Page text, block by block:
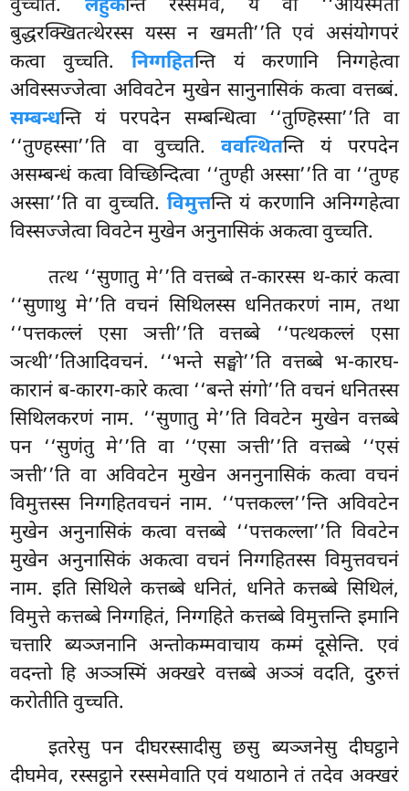
वुच्चति. लहुकन्ति रस्समेव, यं वा ‘‘आयस्मतो
बुद्धरक्खितत्थेरस्स यस्स न खमती’’ति एवं असंयोगपरं
कत्वा वुच्चति.निग्गहितन्ति यं करणानि निग्गहेत्वा
अविस्सज्जेत्वा अविवटेन मुखेन सानुनासिकं कत्वा वत्तब्बं.
सम्बन्धन्ति यं परपदेन सम्बन्धित्वा ‘‘तुण्हिस्सा’’ति वा
‘‘तुण्हस्सा’’ति वा वुच्चति.ववत्थितन्ति यं परपदेन
असम्बन्धं कत्वा विच्छिन्दित्वा ‘‘तुण्ही अस्सा’’ति वा ‘‘तुण्ह
अस्सा’’ति वा वुच्चति. विमुत्तन्ति यं करणानि अनिग्गहेत्वा
विस्सज्जेत्वा विवटेन मुखेन अनुनासिकं अकत्वा वुच्चति.
तत्थ ‘‘सुणातु मे’’ति वत्तब्बे त-कारस्स थ-कारं कत्वा
‘‘सुणाथु मे’’ति वचनं सिथिलस्स धनितकरणं नाम, तथा
‘‘पत्तकल्लं एसा ञत्ती’’ति वत्तब्बे ‘‘पत्थकल्लं एसा
ञत्थी’’तिआदिवचनं. ‘‘भन्ते सङ्घो’’ति वत्तब्बे भ-कारघ-
कारानं ब-कारग-कारे कत्वा ‘‘बन्ते संगो’’ति वचनं धनितस्स
सिथिलकरणं नाम. ‘‘सुणातु मे’’ति विवटेन मुखेन वत्तब्बे
पन ‘‘सुणंतु मे’’ति वा ‘‘एसा ञत्ती’’ति वत्तब्बे ‘‘एसं
ञत्ती’’ति वा अविवटेन मुखेन अननुनासिकं कत्वा वचनं
विमुत्तस्स निग्गहितवचनं नाम. ‘‘पत्तकल्ल’’न्ति अविवटेन
मुखेन अनुनासिकं कत्वा वत्तब्बे ‘‘पत्तकल्ला’’ति विवटेन
मुखेन अनुनासिकं अकत्वा वचनं निग्गहितस्स विमुत्तवचनं
नाम. इति सिथिले कत्तब्बे धनितं, धनिते कत्तब्बे सिथिलं,
विमुत्ते कत्तब्बे निग्गहितं, निग्गहिते कत्तब्बे विमुत्तन्ति इमानि
चत्तारि ब्यञ्जनानि अन्तोकम्मवाचाय कम्मं दूसेन्ति. एवं
वदन्तो हि अञ्ञस्मिं अक्खरे वत्तब्बे अञ्ञं वदति, दुरुत्तं
करोतीति वुच्चति.
इतरेसु पन दीघरस्सादीसु छसु ब्यञ्जनेसु दीघट्ठाने
दीघमेव, रस्सट्ठाने रस्समेवाति एवं यथाठाने तं तदेव अक्खरं